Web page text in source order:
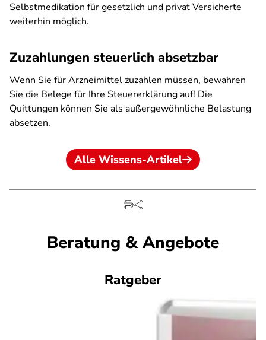
Selbstmedikation für gesetzlich und privat Versicherte
weiterhin möglich.
Zuzahlungen steuerlich absetzbar
Wenn Sie für Arzneimittel zuzahlen müssen, bewahren
Sie die Belege für Ihre Steuererklärung auf! Die
Quittungen können Sie als außergewöhnliche Belastung
absetzen.
Alle Wissens-Artikel
Beratung & Angebote
Ratgeber